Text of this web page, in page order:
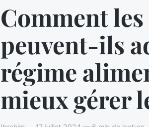
Comment
peuvent-ils
régime
mieux gérer